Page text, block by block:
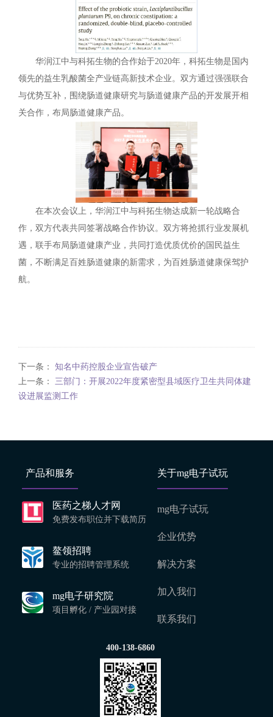
华润江中与科拓生物的合作始于2020年，科拓生物是国内
领先的益生乳酸菌全产业链高新技术企业。双方通过强强联合
与优势互补，围绕肠道健康研究与肠道健康产品的开发展开相
关合作，布局肠道健康产品。
在本次会议上，华润江中与科拓生物达成新一轮战略合
作，双方代表共同签署战略合作协议。双方将抢抓行业发展机
遇，联手布局肠道健康产业，共同打造优质优价的国民益生
菌，不断满足百姓肠道健康的新需求，为百姓肠道健康保驾护
航。
下一条： 知名中药控股企业宣告破产
上一条： 三部门：开展2022年度紧密型县域医疗卫生共同体建
设进展监测工作
产品和服务
医药之梯人才网
免费发布职位并下载简历
鳌领招聘
专业的招聘管理系统
mg电子研究院
项目孵化 / 产业园对接
关于mg电子试玩
mg电子试玩
企业优势
解决方案
加入我们
联系我们
400-138-6860